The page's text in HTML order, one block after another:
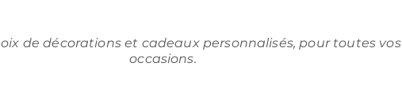
de décorations et cadeaux personnalisés, pour toutes vos
occasions.